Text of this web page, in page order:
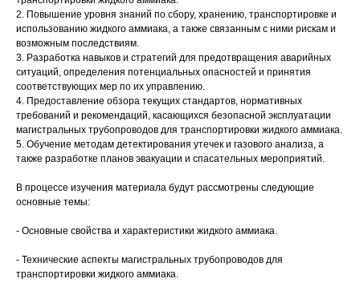
2. Повышение уровня знаний по сбору, хранению, транспортировке и
использованию жидкого аммиака, а также связанным с ними рискам и
возможным последствиям.
3. Разработка навыков и стратегий для предотвращения аварийных
ситуаций, определения потенциальных опасностей и принятия
соответствующих мер по их управлению.
4. Предоставление обзора текущих стандартов, нормативных
требований и рекомендаций, касающихся безопасной эксплуатации
магистральных трубопроводов для транспортировки жидкого аммиака.
5. Обучение методам детектирования утечек и газового анализа, а
также разработке планов эвакуации и спасательных мероприятий.
В процессе изучения материала будут рассмотрены следующие
основные темы:
- Основные свойства и характеристики жидкого аммиака.
- Технические аспекты магистральных трубопроводов для
транспортировки жидкого аммиака.